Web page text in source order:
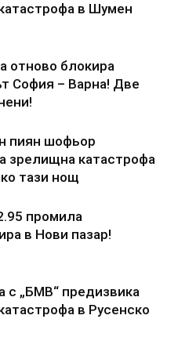
в Шумен
отново блокира
София – Варна! Две
пиян шофьор
зрелищна катастрофа
тази нощ
промила
в Нови пазар!
с „БМВ“ предизвика
в Русенско